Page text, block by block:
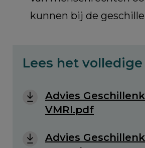
kunnen bij de
Lees het volledige
Advies
VMRI.pdf
Advies